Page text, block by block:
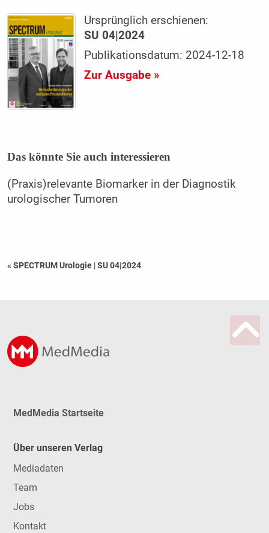
Ursprünglich erschienen:
SU 04|2024
Publikationsdatum: 2024-12-18
Zur Ausgabe »
Das könnte Sie auch interessieren
(Praxis)relevante Biomarker in der Diagnostik
urologischer Tumoren
« SPECTRUM Urologie |SU 04|2024
MedMedia Startseite
Über unseren Verlag
Mediadaten
Team
Jobs
Kontakt